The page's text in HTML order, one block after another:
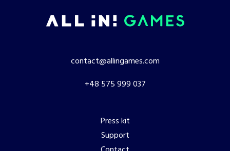
contact@allingames.com
+48 575 999 037
Press kit
Support